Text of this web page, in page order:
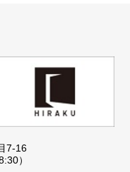
7-16
）